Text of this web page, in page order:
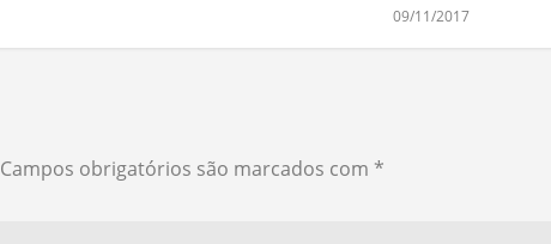
09/11/2017
Campos obrigatórios são marcados com *